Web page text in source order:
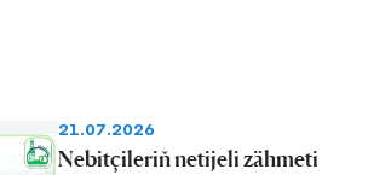
21.07.2026
Nebitçileriň netijeli zähmeti